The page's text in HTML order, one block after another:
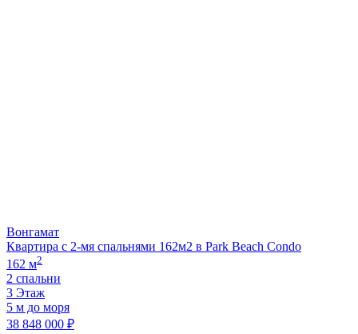
Вонгамат
Квартира с 2-мя спальнями 162м2 в Park Beach Condo
162 м2
2 спальни
3 Этаж
5 м до моря
38 848 000 ₽